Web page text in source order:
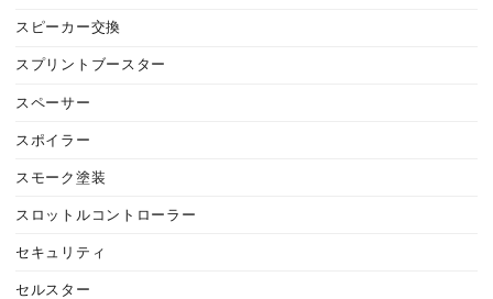
スピーカー交換
スプリントブースター
スペーサー
スポイラー
スモーク塗装
スロットルコントローラー
セキュリティ
セルスター